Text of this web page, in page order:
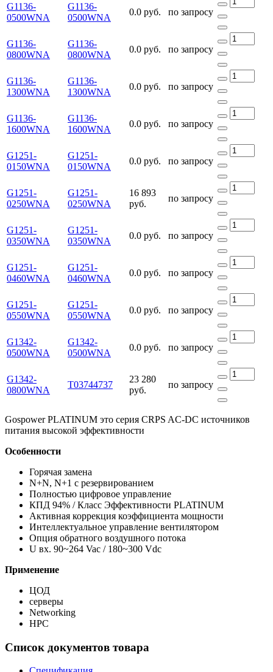
G1136-
0500WNA
G1136-
0500WNA
0.0 руб. по запросу
G1136-
0800WNA
G1136-
0800WNA
0.0 руб. по запросу
G1136-
1300WNA
G1136-
1300WNA
0.0 руб. по запросу
G1136-
1600WNA
G1136-
1600WNA
0.0 руб. по запросу
G1251-
0150WNA
G1251-
0150WNA
0.0 руб. по запросу
G1251-
0250WNA
G1251-
0250WNA
16 893
руб.
по запросу
G1251-
0350WNA
G1251-
0350WNA
0.0 руб. по запросу
G1251-
0460WNA
G1251-
0460WNA
0.0 руб. по запросу
G1251-
0550WNA
G1251-
0550WNA
0.0 руб. по запросу
G1342-
0500WNA
G1342-
0500WNA
0.0 руб. по запросу
G1342-
0800WNA
Т03744737
23 280
руб.
по запросу
Gospower PLATINUM это серия CRPS AC-DC источников
питания высокой эффективности
Особенности
Горячая замена
N+N, N+1 с резервированием
Полностью цифровое управление
КПД 94% / Класс Эффективности PLATINUM
Активная коррекция коэффициента мощности
Интеллектуальное управление вентилятором
Опция обратного воздушного потока
U вх. 90~264 Vac / 180~300 Vdc
Применение
ЦОД
серверы
Networking
HPC
Список документов товара